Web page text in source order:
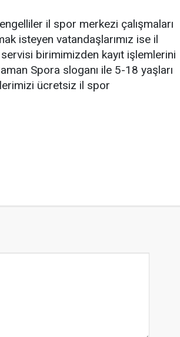
il spor merkezi çalışmaları
isteyen vatandaşlarımız ise il
birimimizden kayıt işlemlerini
Spora sloganı ile 5-18 yaşları
ücretsiz il spor